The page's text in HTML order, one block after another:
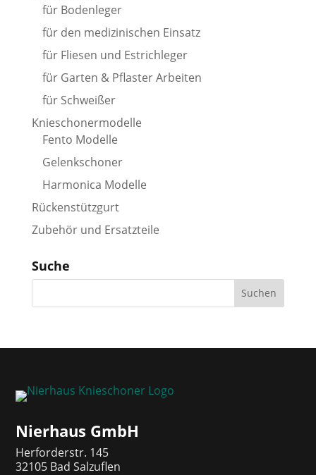
für Bodenleger
für den medizinischen Einsatz
für Fliesen und Estrichleger
für Garten & Pflaster Arbeiten
für Schweißer
Knieschonermodelle
Fento Modelle
Gelenkschoner
Harmonica Modelle
Rückenstützgurt
Zubehör und Ersatzteile
Suche
Nierhaus GmbH
Herforderstr. 145
32105 Bad Salzuflen